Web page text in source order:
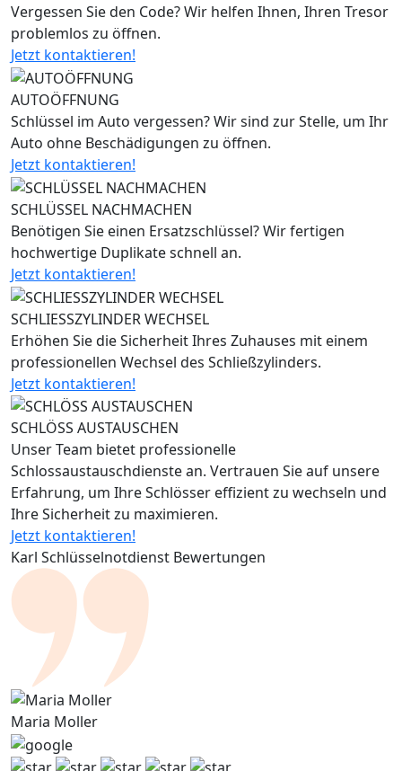
Vergessen Sie den Code? Wir helfen Ihnen, Ihren Tresor
problemlos zu öffnen.
Jetzt kontaktieren!
AUTOÖFFNUNG
Schlüssel im Auto vergessen? Wir sind zur Stelle, um Ihr
Auto ohne Beschädigungen zu öffnen.
Jetzt kontaktieren!
SCHLÜSSEL NACHMACHEN
Benötigen Sie einen Ersatzschlüssel? Wir fertigen
hochwertige Duplikate schnell an.
Jetzt kontaktieren!
SCHLIESSZYLINDER WECHSEL
Erhöhen Sie die Sicherheit Ihres Zuhauses mit einem
professionellen Wechsel des Schließzylinders.
Jetzt kontaktieren!
SCHLÖSS AUSTAUSCHEN
Unser Team bietet professionelle
Schlossaustauschdienste an. Vertrauen Sie auf unsere
Erfahrung, um Ihre Schlösser effizient zu wechseln und
Ihre Sicherheit zu maximieren.
Jetzt kontaktieren!
Karl Schlüsselnotdienst Bewertungen
Maria Moller